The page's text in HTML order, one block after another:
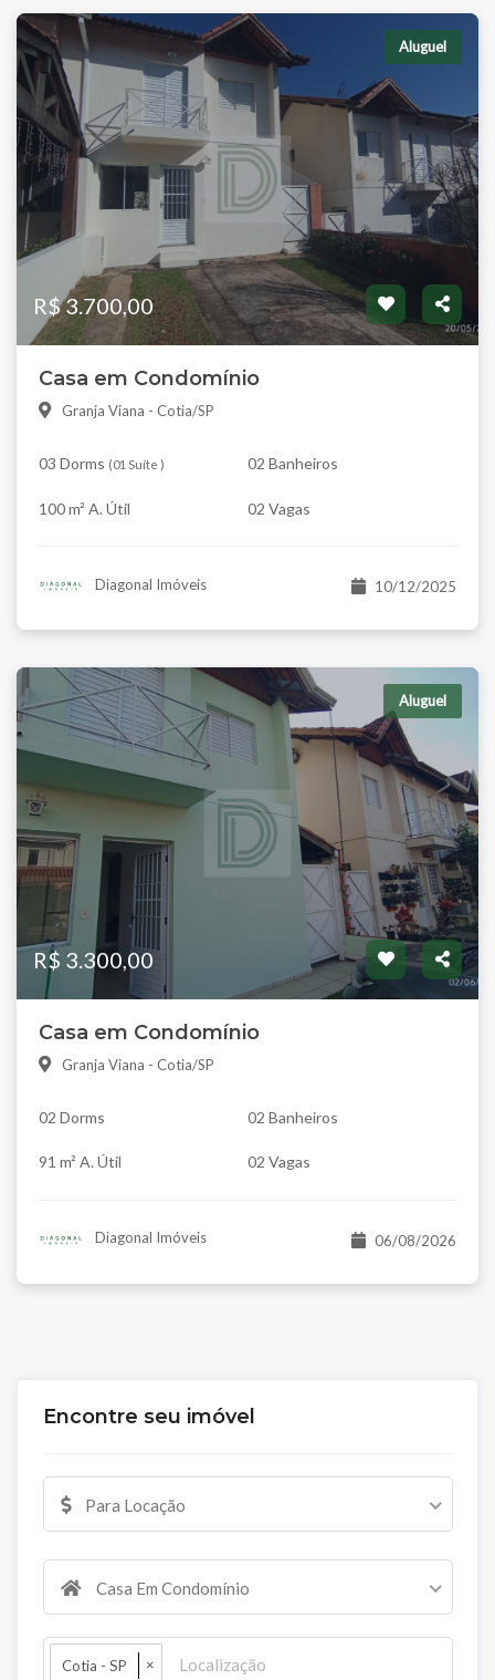
Encontre seu imóvel
Para Locação
Casa Em Condomínio
Cotia - SP ×
Aluguel
R$ 3.700,00
Casa em Condomínio
Granja Viana - Cotia/SP
03 Dorms (01 Suíte ) 02 Banheiros
100 m² A. Útil 02 Vagas
Diagonal Imóveis 10/12/2025
Aluguel
R$ 3.300,00
Casa em Condomínio
Granja Viana - Cotia/SP
02 Dorms 02 Banheiros
91 m² A. Útil 02 Vagas
Diagonal Imóveis 06/08/2026